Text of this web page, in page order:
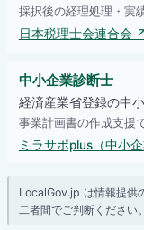
採択後の経理処理・実
日本税理士会連合会
中小企業診断士
経済産業省登録の中
事業計画書の作成支援
ミラサポplus（中小
LocalGov.jp は情報提供
二者間でご判断ください